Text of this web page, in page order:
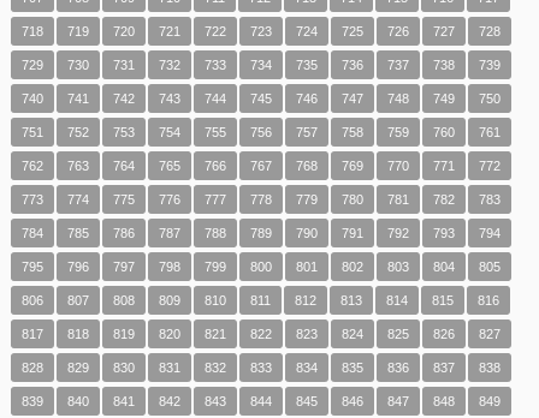
718 719 720 721 722 723 724 725 726 727 728
729 730 731 732 733 734 735 736 737 738 739
740 741 742 743 744 745 746 747 748 749 750
751 752 753 754 755 756 757 758 759 760 761
762 763 764 765 766 767 768 769 770 771 772
773 774 775 776 777 778 779 780 781 782 783
784 785 786 787 788 789 790 791 792 793 794
795 796 797 798 799 800 801 802 803 804 805
806 807 808 809 810 811 812 813 814 815 816
817 818 819 820 821 822 823 824 825 826 827
828 829 830 831 832 833 834 835 836 837 838
839 840 841 842 843 844 845 846 847 848 849